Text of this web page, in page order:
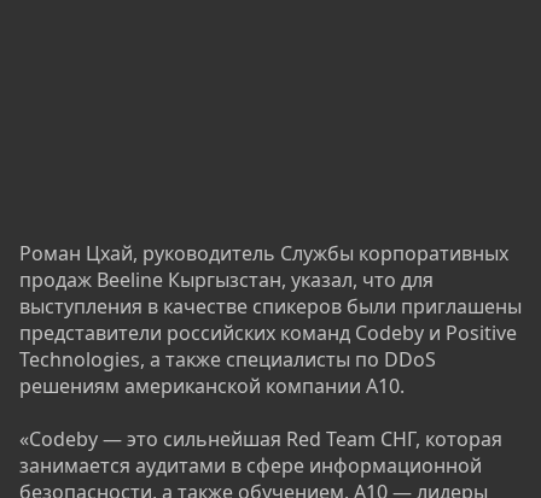
Роман Цхай, руководитель Службы корпоративных
продаж Beeline Кыргызстан, указал, что для
выступления в качестве спикеров были приглашены
представители российских команд Codeby и Positive
Technologies, а также специалисты по DDoS
решениям американской компании А10.
«Codeby — это сильнейшая Red Team СНГ, которая
занимается аудитами в сфере информационной
безопасности, а также обучением. А10 — лидеры